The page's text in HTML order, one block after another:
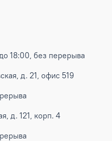
18:00, без перерыва
д. 21, офис 519
д. 121, корп. 4